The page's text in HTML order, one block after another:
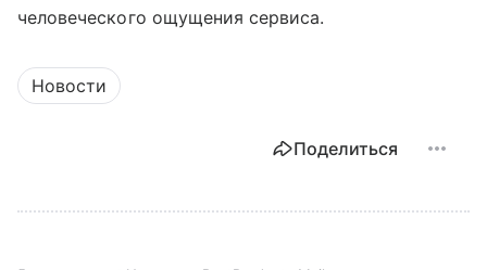
человеческого ощущения сервиса.
Новости
Поделиться